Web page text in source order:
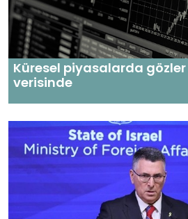
Küresel piyasalarda
verisinde